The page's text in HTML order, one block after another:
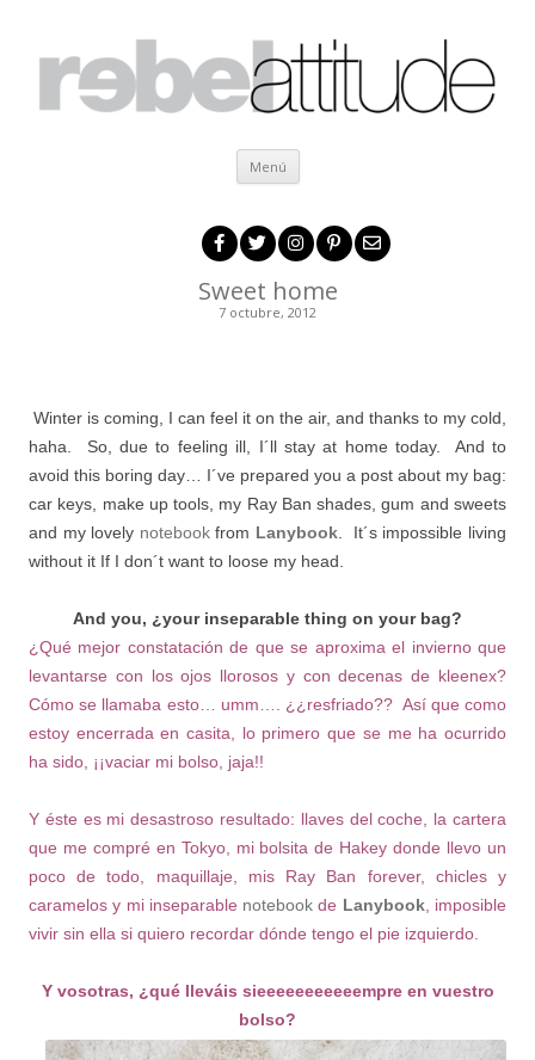
Menú Ir al contenido
Sweet home
7 octubre, 2012
Winter is coming, I can feel it on the air, and thanks to my cold,
haha. So, due to feeling ill, I´ll stay at home today. And to
avoid this boring day… I´ve prepared you a post about my bag:
car keys, make up tools, my Ray Ban shades, gum and sweets
and my lovely notebookfrom Lanybook. It´s impossible living
without it If I don´t want to loose my head.
And you, ¿your inseparable thing on your bag?
¿Qué mejor constatación de que se aproxima el invierno que
levantarse con los ojos llorosos y con decenas de kleenex?
Cómo se llamaba esto… umm…. ¿¿resfriado?? Así que como
estoy encerrada en casita, lo primero que se me ha ocurrido
ha sido, ¡¡vaciar mi bolso, jaja!!
Y éste es mi desastroso resultado: llaves del coche, la cartera
que me compré en Tokyo, mi bolsita de Hakey donde llevo un
poco de todo, maquillaje, mis Ray Ban forever, chicles y
caramelos y mi inseparable notebookde Lanybook, imposible
vivir sin ella si quiero recordar dónde tengo el pie izquierdo.
Y vosotras, ¿qué lleváis sieeeeeeeeeeempre en vuestro
bolso?